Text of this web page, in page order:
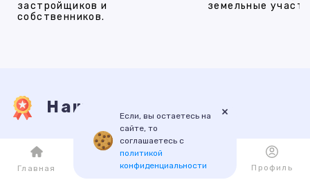
застройщиков и
собственников.
земельные
Наши услуги
ПРОДАЖА АРЕНДА НОВОСТРОЙКИ ИПОТЕКА
Если, вы остаетесь на
сайте, то
соглашаетесь с
политикой
конфиденциальности
×
Главная Каталог Избранное Профиль